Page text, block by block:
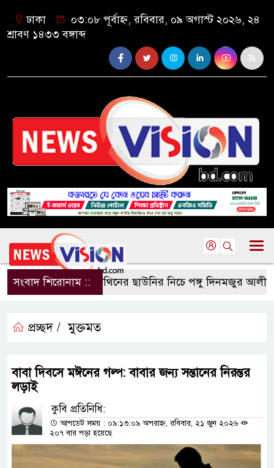
ঢাকা
০৩:০৮ পূর্বাহ্ন, রবিবার, ০৯ অগাস্ট ২০২৬, ২৪
শ্রাবণ ১৪৩৩ বঙ্গাব্দ
সংবাদ শিরোনাম ::পলিথিনের ছাউনির নিচে পঙ্গু দিনমজুর আলী
প্রচ্ছদ / মুক্তমত
বাবা দিবসে মঈনের গল্প: বাবার জন্য সন্তানের নিরন্তর
লড়াই
কুবি প্রতিনিধি:
আপডেট সময় : ০৯:১৩:০৯ অপরাহ্ন, রবিবার, ২১ জুন ২০২৬
২০৭ বার পড়া হয়েছে